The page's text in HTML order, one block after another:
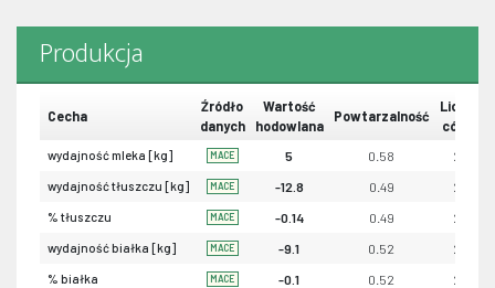
Produkcja
Cecha
Źródło
danych
Wartość
hodowlana
Powtarzalność
Liczba
córek
wydajność mleka [kg] MACE 5 0.58 23
wydajność tłuszczu [kg] MACE -12.8 0.49 23
% tłuszczu MACE -0.14 0.49 23
wydajność białka [kg] MACE -9.1 0.52 23
% białka MACE -0.1 0.52 23